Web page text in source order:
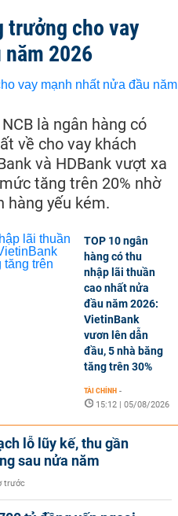
trưởng cho vay
2026
là ngân hàng có
về cho vay khách
và HDBank vượt xa
tăng trên 20% nhờ
hàng yếu kém.
TOP 10 ngân
hàng có thu
nhập lãi thuần
cao nhất nửa
đầu năm 2026:
VietinBank
vươn lên dẫn
đầu, 5 nhà băng
tăng trên 30%
TÀI CHÍNH -
15:12 | 05/08/2026
lỗ lũy kế, thu gần
sau nửa năm
trước